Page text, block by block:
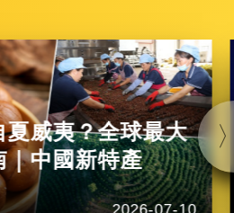
夏威夷？全球最大
｜中國新特產